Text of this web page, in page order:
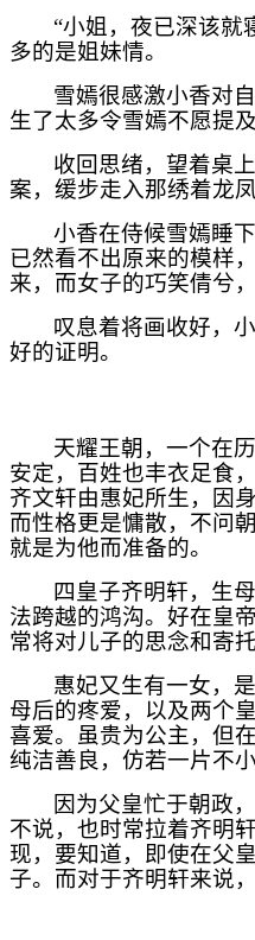
“小姐，夜已深该就
多的是姐妹情。
雪嫣很感激小香对
生了太多令雪嫣不愿提
收回思绪，望着桌
案，缓步走入那绣着龙
小香在侍候雪嫣睡
已然看不出原来的模样
来，而女子的巧笑倩兮
叹息着将画收好，
好的证明。
天耀王朝，一个在
安定，百姓也丰衣足食
齐文轩由惠妃所生，因
而性格更是慵散，不问
就是为他而准备的。
四皇子齐明轩，生
法跨越的鸿沟。好在皇
常将对儿子的思念和寄
惠妃又生有一女，
母后的疼爱，以及两个
喜爱。虽贵为公主，但
纯洁善良， 仿若一片不
因为父皇忙于朝政
不说，也时常拉着齐明
现，要知道，即使在父
子。而对于齐明轩来说